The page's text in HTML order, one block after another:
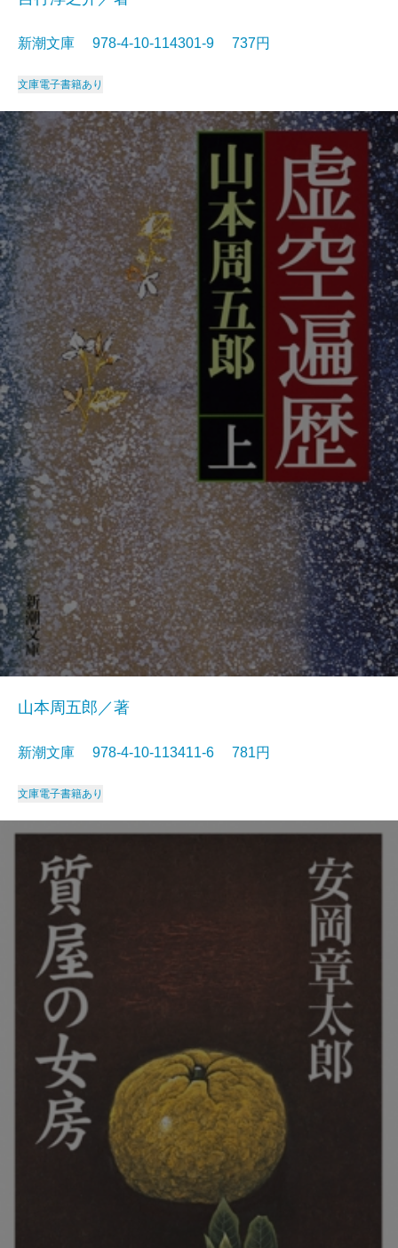
新潮文庫 978-4-10-114301-9 737円
文庫電子書籍あり
山本周五郎／著
新潮文庫 978-4-10-113411-6 781円
文庫電子書籍あり